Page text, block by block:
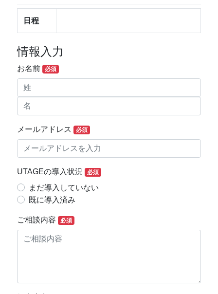
日程
情報入力
お名前 必須
メールアドレス 必須
UTAGEの導入状況 必須
まだ導入していない
既に導入済み
ご相談内容 必須